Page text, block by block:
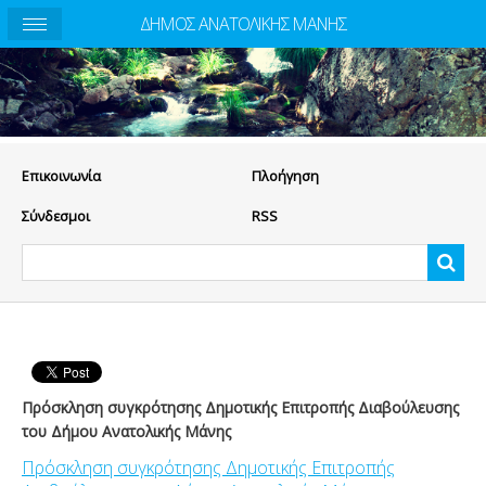
Eπικοινωνία Πλοήγηση
Σύνδεσμοι RSS
Πρόσκληση συγκρότησης Δημοτικής Επιτροπής Διαβούλευσης
του Δήμου Ανατολικής Μάνης
Πρόσκληση συγκρότησης Δημοτικής Επιτροπής
ΔΗΜΟΣ ΑΝΑΤΟΛΙΚΗΣ ΜΑΝΗΣ